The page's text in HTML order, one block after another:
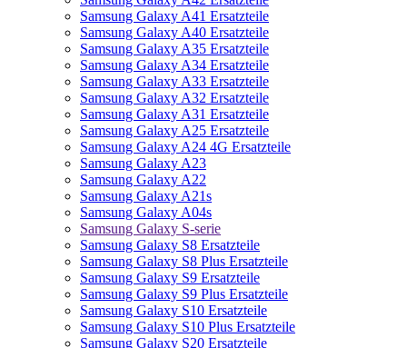
Samsung Galaxy A41 Ersatzteile
Samsung Galaxy A40 Ersatzteile
Samsung Galaxy A35 Ersatzteile
Samsung Galaxy A34 Ersatzteile
Samsung Galaxy A33 Ersatzteile
Samsung Galaxy A32 Ersatzteile
Samsung Galaxy A31 Ersatzteile
Samsung Galaxy A25 Ersatzteile
Samsung Galaxy A24 4G Ersatzteile
Samsung Galaxy A23
Samsung Galaxy A22
Samsung Galaxy A21s
Samsung Galaxy A04s
Samsung Galaxy S-serie
Samsung Galaxy S8 Ersatzteile
Samsung Galaxy S8 Plus Ersatzteile
Samsung Galaxy S9 Ersatzteile
Samsung Galaxy S9 Plus Ersatzteile
Samsung Galaxy S10 Ersatzteile
Samsung Galaxy S10 Plus Ersatzteile
Samsung Galaxy S20 Ersatzteile